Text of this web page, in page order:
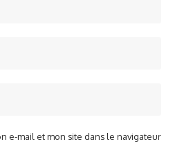
e-mail et mon site dans le navigateur